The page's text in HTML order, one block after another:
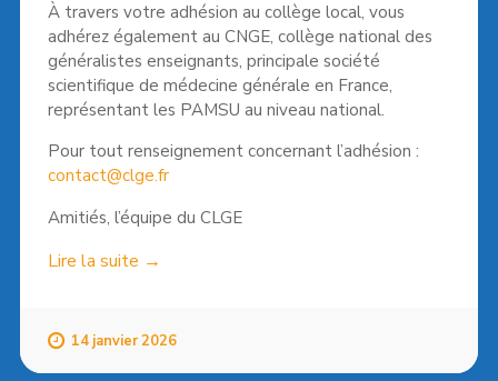
À travers votre adhésion au collège local, vous
adhérez également au CNGE, collège national des
généralistes enseignants, principale société
scientifique de médecine générale en France,
représentant les PAMSU au niveau national.
Pour tout renseignement concernant l’adhésion :
contact@clge.fr
Amitiés, l’équipe du CLGE
Lire la suite « Adhésion
2026 »
→
14 janvier 2026